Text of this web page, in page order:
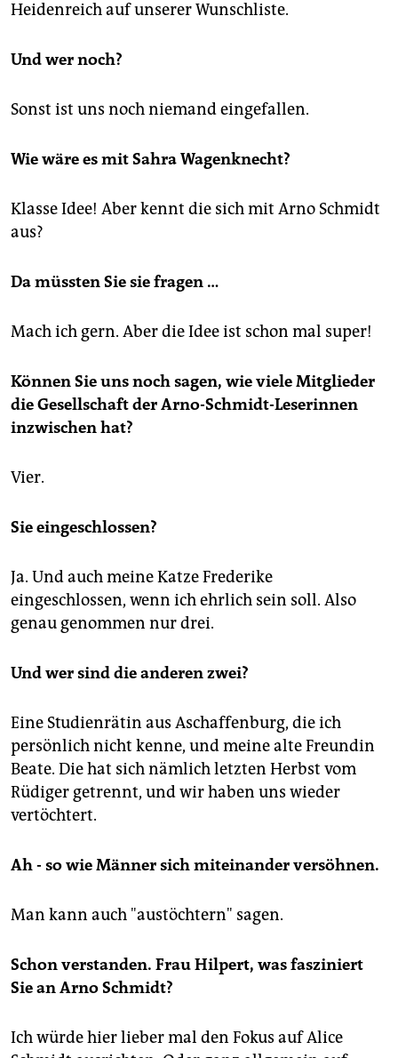
Heidenreich auf unserer Wunschliste.
Und wer noch?
Sonst ist uns noch niemand eingefallen.
Wie wäre es mit Sahra Wagenknecht?
Klasse Idee! Aber kennt die sich mit Arno Schmidt
aus?
Da müssten Sie sie fragen …
Mach ich gern. Aber die Idee ist schon mal super!
Können Sie uns noch sagen, wie viele Mitglieder
die Gesellschaft der Arno-Schmidt-Leserinnen
inzwischen hat?
Vier.
Sie eingeschlossen?
Ja. Und auch meine Katze Frederike
eingeschlossen, wenn ich ehrlich sein soll. Also
genau genommen nur drei.
Und wer sind die anderen zwei?
Eine Studienrätin aus Aschaffenburg, die ich
persönlich nicht kenne, und meine alte Freundin
Beate. Die hat sich nämlich letzten Herbst vom
Rüdiger getrennt, und wir haben uns wieder
vertöchtert.
Ah - so wie Männer sich miteinander versöhnen.
Man kann auch "austöchtern" sagen.
Schon verstanden. Frau Hilpert, was fasziniert
Sie an Arno Schmidt?
Ich würde hier lieber mal den Fokus auf Alice